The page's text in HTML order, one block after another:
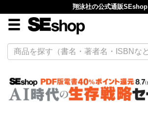
翔泳社の公式通販SEshop